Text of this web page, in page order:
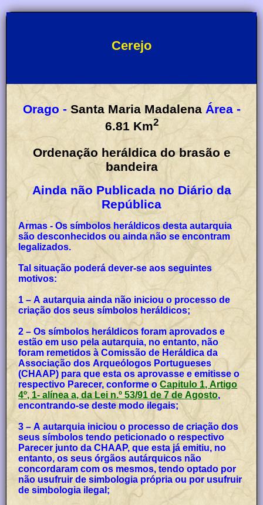
Cerejo
Orago - Santa Maria Madalena Área -
6.81 Km2
Ordenação heráldica do brasão e
bandeira
Ainda não Publicada no Diário da
República
Armas - Os símbolos heráldicos desta autarquia
são desconhecidos ou ainda não se encontram
legalizados.
Tal situação poderá dever-se aos seguintes
motivos:
1 – A autarquia ainda não iniciou o processo de
criação dos seus símbolos heráldicos;
2 – Os símbolos heráldicos foram aprovados e
estão em uso pela autarquia, no entanto, não
foram remetidos à Comissão de Heráldica da
Associação dos Arqueólogos Portugueses
(CHAAP) para que esta os aprovasse e emitisse o
respectivo Parecer, conforme oCapitulo 1, Artigo
4º, 1- alínea a, da Lei n.º 53/91 de 7 de Agosto,
encontrando-se deste modo ilegais;
3 – A autarquia iniciou o processo de criação dos
seus símbolos tendo peticionado o respectivo
Parecer junto da CHAAP, que esta já emitiu, no
entanto, os seus órgãos autárquicos não
concordaram com os mesmos, tendo optado por
não usufruir de simbologia própria ou por usufruir
de simbologia ilegal;